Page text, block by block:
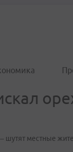
шутят местные